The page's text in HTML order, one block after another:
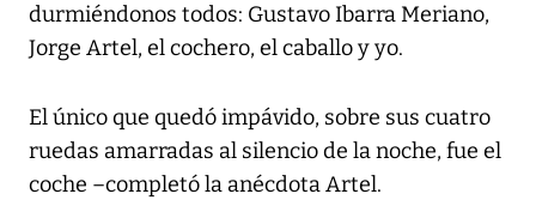
durmiéndonos todos: Gustavo Ibarra Meriano,
Jorge Artel, el cochero, el caballo y yo.
El único que quedó impávido, sobre sus cuatro
ruedas amarradas al silencio de la noche, fue el
coche –completó la anécdota Artel.